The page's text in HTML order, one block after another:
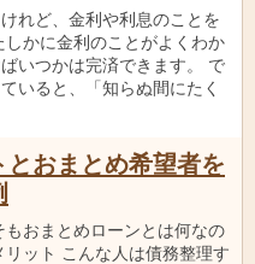
れど、金利や利息のことを
かに金利のことがよくわか
いつかは完済できます。 で
いると、「知らぬ間にたく
おまとめ希望者を
おまとめローンとは何なの
ット こんな人は債務整理す